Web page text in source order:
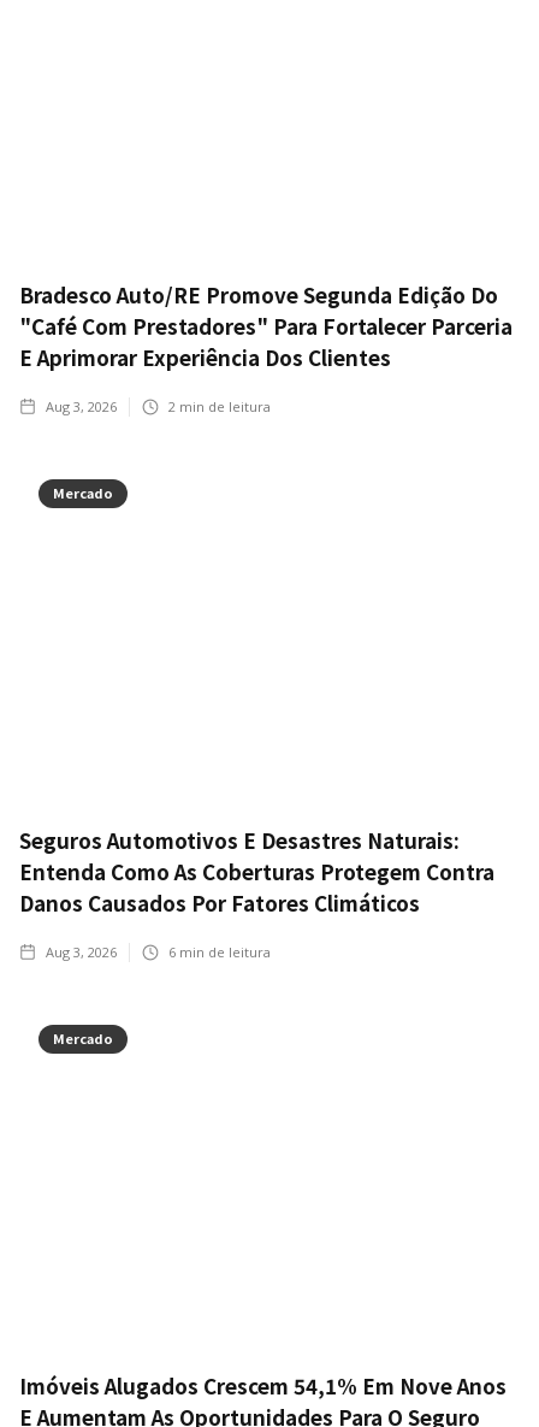
Bradesco Auto/RE Promove Segunda Edição Do
"Café Com Prestadores" Para Fortalecer Parceria
E Aprimorar Experiência Dos Clientes
Aug 3, 2026 2 min de leitura
Mercado
Seguros Automotivos E Desastres Naturais:
Entenda Como As Coberturas Protegem Contra
Danos Causados Por Fatores Climáticos
Aug 3, 2026 6 min de leitura
Mercado
Imóveis Alugados Crescem 54,1% Em Nove Anos
E Aumentam As Oportunidades Para O Seguro